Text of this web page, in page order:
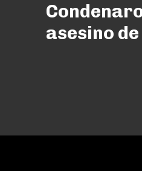
asesino